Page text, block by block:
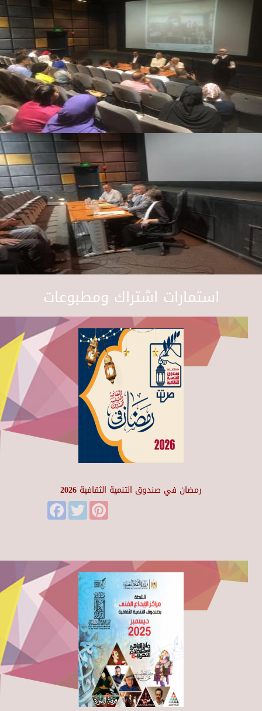
استمارات اشتراك ومطبوعات
رمضان في صندوق التنمية الثقافية 2026
FacebookTwitter